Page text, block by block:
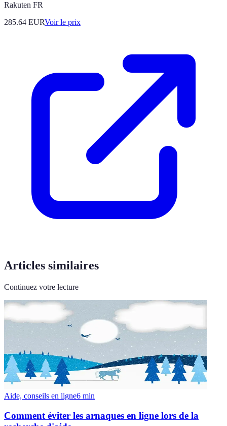
Rakuten FR
285.64 EURVoir le prix
Articles similaires
Continuez votre lecture
Aide, conseils en ligne6 min
Comment éviter les arnaques en ligne lors de la